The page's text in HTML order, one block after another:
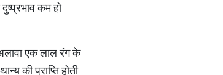
कम हो
एक लाल रंग के
की प्राप्ति होती